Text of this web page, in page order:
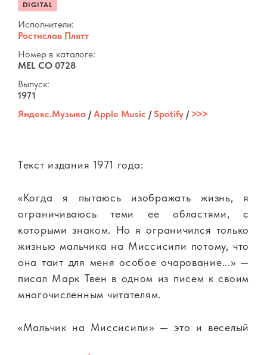
DIGITAL
Исполнители:
Ростислав Плятт
Номер в каталоге:
MEL CO 0728
Выпуск:
1971
Яндекс.Музыка /Apple Music /Spotify /˃˃˃
Текст издания 1971 года:
«Когда я пытаюсь изображать жизнь, я
ограничиваюсь теми ее областями, с
которыми знаком. Но я ограничился только
жизнью мальчика на Миссисипи потому, что
она таит для меня особое очарование...» —
писал Марк Твен в одном из писем к своим
многочисленным читателям.
«Мальчик на Миссисипи» — это и веселый